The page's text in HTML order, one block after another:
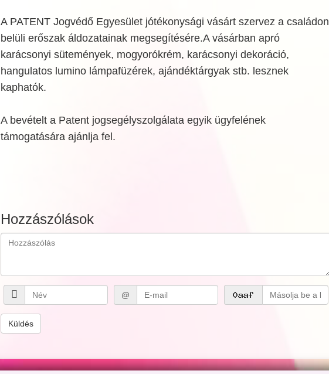
A PATENT Jogvédő Egyesület jótékonysági vásárt szervez a családon
belüli erőszak áldozatainak megsegítésére.A vásárban apró
karácsonyi sütemények, mogyorókrém, karácsonyi dekoráció,
hangulatos lumino lámpafüzérek, ajándéktárgyak stb. lesznek
kaphatók.
A bevételt a Patent jogsegélyszolgálata egyik ügyfelének
támogatására ajánlja fel.
Hozzászólások
@
Küldés